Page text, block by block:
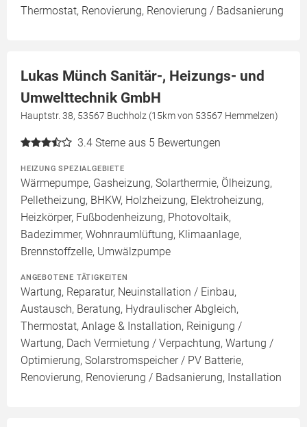
Thermostat, Renovierung, Renovierung / Badsanierung
Lukas Münch Sanitär-, Heizungs- und
Umwelttechnik GmbH
Hauptstr. 38, 53567 Buchholz (15km von 53567 Hemmelzen)
3.4 Sterne aus 5 Bewertungen
HEIZUNG SPEZIALGEBIETE
Wärmepumpe, Gasheizung, Solarthermie, Ölheizung,
Pelletheizung, BHKW, Holzheizung, Elektroheizung,
Heizkörper, Fußbodenheizung, Photovoltaik,
Badezimmer, Wohnraumlüftung, Klimaanlage,
Brennstoffzelle, Umwälzpumpe
ANGEBOTENE TÄTIGKEITEN
Wartung, Reparatur, Neuinstallation / Einbau,
Austausch, Beratung, Hydraulischer Abgleich,
Thermostat, Anlage & Installation, Reinigung /
Wartung, Dach Vermietung / Verpachtung, Wartung /
Optimierung, Solarstromspeicher / PV Batterie,
Renovierung, Renovierung / Badsanierung, Installation